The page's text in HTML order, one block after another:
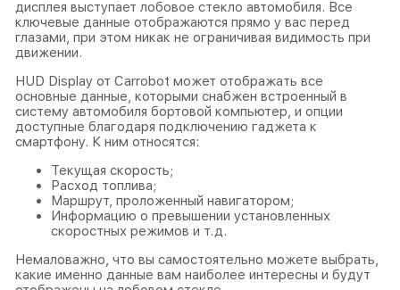
дисплея выступает лобовое стекло автомобиля. Все
ключевые данные отображаются прямо у вас перед
глазами, при этом никак не ограничивая видимость при
движении.
HUD Display от Carrobot может отображать все
основные данные, которыми снабжен встроенный в
систему автомобиля бортовой компьютер, и опции
доступные благодаря подключению гаджета к
смартфону. К ним относятся:
Текущая скорость;
Расход топлива;
Маршрут, проложенный навигатором;
Информацию о превышении установленных
скоростных режимов и т.д.
Немаловажно, что вы самостоятельно можете выбрать,
какие именно данные вам наиболее интересны и будут